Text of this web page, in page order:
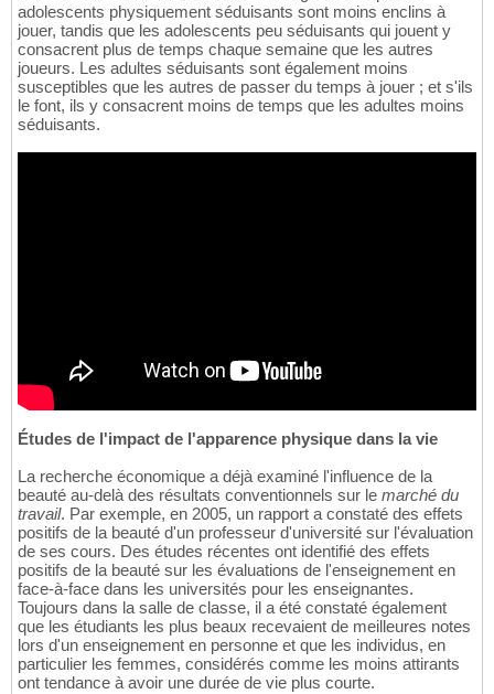
adolescents physiquement séduisants sont moins enclins à
jouer, tandis que les adolescents peu séduisants qui jouent y
consacrent plus de temps chaque semaine que les autres
joueurs. Les adultes séduisants sont également moins
susceptibles que les autres de passer du temps à jouer ; et s'ils
le font, ils y consacrent moins de temps que les adultes moins
séduisants.
Études de l'impact de l'apparence physique dans la vie
La recherche économique a déjà examiné l'influence de la
beauté au-delà des résultats conventionnels sur le marché du
travail. Par exemple, en 2005, un rapport a constaté des effets
positifs de la beauté d'un professeur d'université sur l'évaluation
de ses cours. Des études récentes ont identifié des effets
positifs de la beauté sur les évaluations de l'enseignement en
face-à-face dans les universités pour les enseignantes.
Toujours dans la salle de classe, il a été constaté également
que les étudiants les plus beaux recevaient de meilleures notes
lors d'un enseignement en personne et que les individus, en
particulier les femmes, considérés comme les moins attirants
ont tendance à avoir une durée de vie plus courte.